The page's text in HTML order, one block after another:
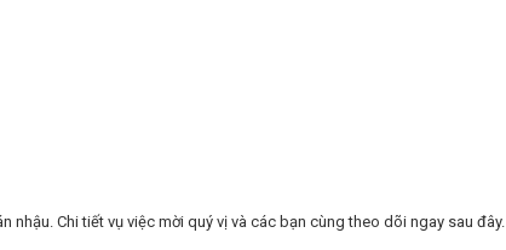
Chi tiết vụ việc mời quý vị và các bạn cùng theo dõi ngay sau đây.